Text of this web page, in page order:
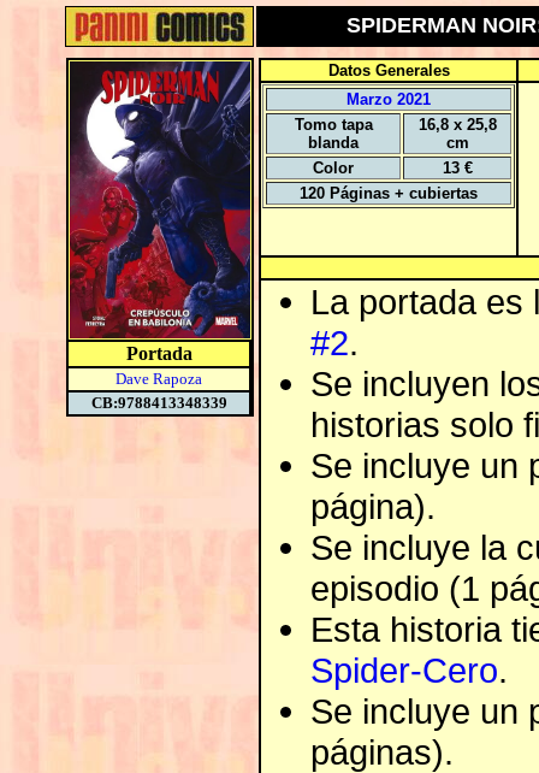
SPIDERMAN
Portada
Dave Rapoza
CB:9788413348339
Datos Generales
Marzo 2021
Tomo tapa
blanda
16,8 x 25,8
cm
Color
13 €
120 Páginas + cubiertas
La portada
#2.
Se incluyen
historias solo
Se incluye un
página).
Se incluye la
episodio (1
Esta historia
Spider-Cero.
Se incluye un
páginas).